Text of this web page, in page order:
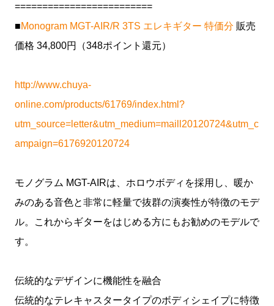
=========================
■Monogram MGT-AIR/R 3TS エレキギター 特価分 販売
価格 34,800円（348ポイント還元）
http://www.chuya-
online.com/products/61769/index.html?
utm_source=letter&utm_medium=maill20120724&utm_c
ampaign=6176920120724
モノグラム MGT-AIRは、ホロウボディを採用し、暖か
みのある音色と非常に軽量で抜群の演奏性が特徴のモデ
ル。これからギターをはじめる方にもお勧めのモデルで
す。
伝統的なデザインに機能性を融合
伝統的なテレキャスタータイプのボディシェイプに特徴